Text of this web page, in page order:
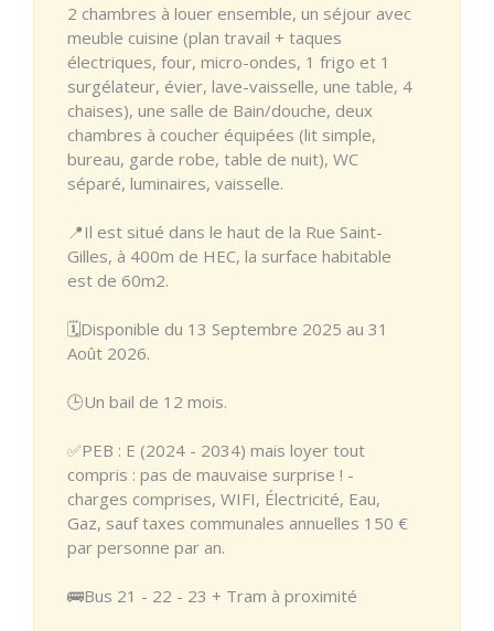
2 chambres à louer ensemble, un séjour avec
meuble cuisine (plan travail + taques
électriques, four, micro-ondes, 1 frigo et 1
surgélateur, évier, lave-vaisselle, une table, 4
chaises), une salle de Bain/douche, deux
chambres à coucher équipées (lit simple,
bureau, garde robe, table de nuit), WC
séparé, luminaires, vaisselle.
📍Il est situé dans le haut de la Rue Saint-
Gilles, à 400m de HEC, la surface habitable
est de 60m2.
🗓️Disponible du 13 Septembre 2025 au 31
Août 2026.
🕒Un bail de 12 mois.
✅PEB : E (2024 - 2034) mais loyer tout
compris : pas de mauvaise surprise ! -
charges comprises, WIFI, Électricité, Eau,
Gaz, sauf taxes communales annuelles 150 €
par personne par an.
🚌Bus 21 - 22 - 23 + Tram à proximité